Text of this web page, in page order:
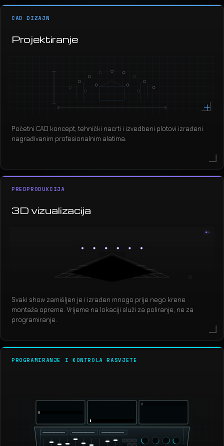
CAD DIZAJN
Projektiranje
Početni CAD koncept, tehnički nacrti i izvedbeni plotovi izrađeni
nagrađivanim profesionalnim alatima.
PREDPRODUKCIJA
3D vizualizacija
Svaki show zamišljen je i izrađen mnogo prije nego krene
montaža opreme. Vrijeme na lokaciji služi za poliranje, ne za
programiranje.
PROGRAMIRANJE I KONTROLA RASVJETE